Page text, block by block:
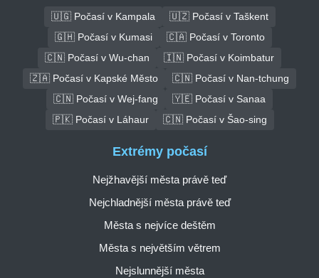
🇺🇬 Počasí v Kampala
🇺🇿 Počasí v Taškent
🇬🇭 Počasí v Kumasi
🇨🇦 Počasí v Toronto
🇨🇳 Počasí v Wu-chan
🇮🇳 Počasí v Koimbatur
🇿🇦 Počasí v Kapské Město
🇨🇳 Počasí v Nan-tchung
🇨🇳 Počasí v Wej-fang
🇾🇪 Počasí v Sanaa
🇵🇰 Počasí v Láhaur
🇨🇳 Počasí v Šao-sing
Extrémy počasí
Nejžhavější města právě teď
Nejchladnější města právě teď
Města s nejvíce deštěm
Města s největším větrem
Nejslunnější města